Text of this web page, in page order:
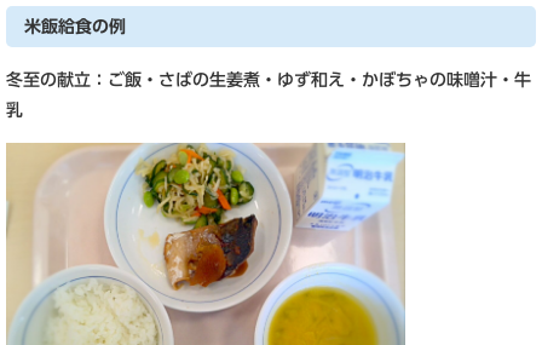
米飯給食の例
冬至の献立：ご飯・さばの生姜煮・ゆず和え・かぼちゃの味噌汁・牛
乳